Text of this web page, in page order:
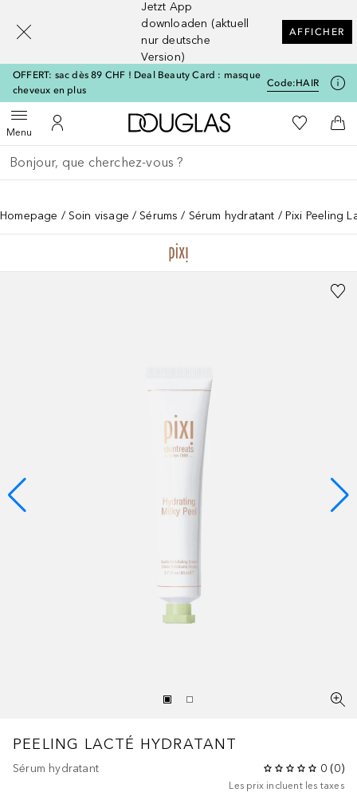
Jetzt App
downloaden (aktuell
nur deutsche
Version)
AFFICHER
OFFERT: sac dès 89 CHF ! Deal Beauty Card : masque
cheveux en plus
Code:HAIR
MenuOuvrir le menuVers Mon Compte
Vers l'accueil Douglas
Vers Ma
Retourner
Exécuter la recherche
Homepage Soin visage Sérums Sérum hydratant Pixi Peeling
PEELING LACTÉ HYDRATANT
Sérum hydratant 0 (0)
Les prix incluent les taxes
[navigation.slideout.screenreader]